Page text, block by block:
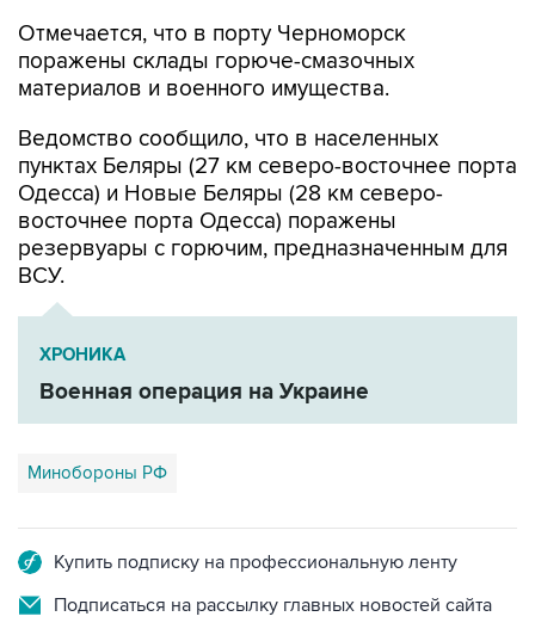
Отмечается, что в порту Черноморск
поражены склады горюче-смазочных
материалов и военного имущества.
Ведомство сообщило, что в населенных
пунктах Беляры (27 км северо-восточнее порта
Одесса) и Новые Беляры (28 км северо-
восточнее порта Одесса) поражены
резервуары с горючим, предназначенным для
ВСУ.
ХРОНИКА
Военная операция на Украине
Минобороны РФ
Купить подписку на профессиональную ленту
Подписаться на рассылку главных новостей сайта